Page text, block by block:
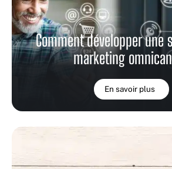
Comment développer une
marketing
En savoir plus